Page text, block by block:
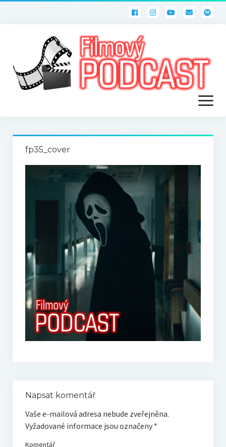
otevřít
menu
ÚVOD
PODCASTY
Filmový PODCAST
Sólo
RECENZE
Trailerpool
Filmové tipy
EXTRA
fp35_cover
Napsat komentář
Vaše e-mailová adresa nebude zveřejněna.
Vyžadované informace jsou označeny *
Komentář